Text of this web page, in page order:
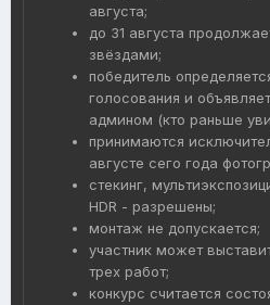
августа;
до 31 августа
звёздами;
победитель
голосования и
админом (кто раньше
принимаются
августе сего года
стекинг,
HDR - разрешены;
монтаж не допускается;
участник может
трех работ;
конкурс считается